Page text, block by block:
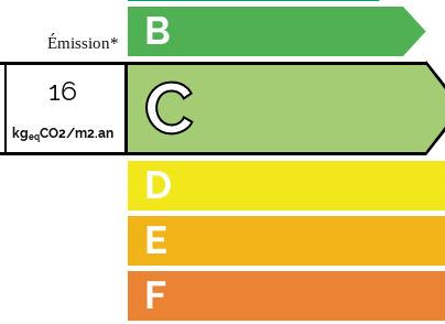
B
C
16
kgeqCO2/m2.an
D
E
F